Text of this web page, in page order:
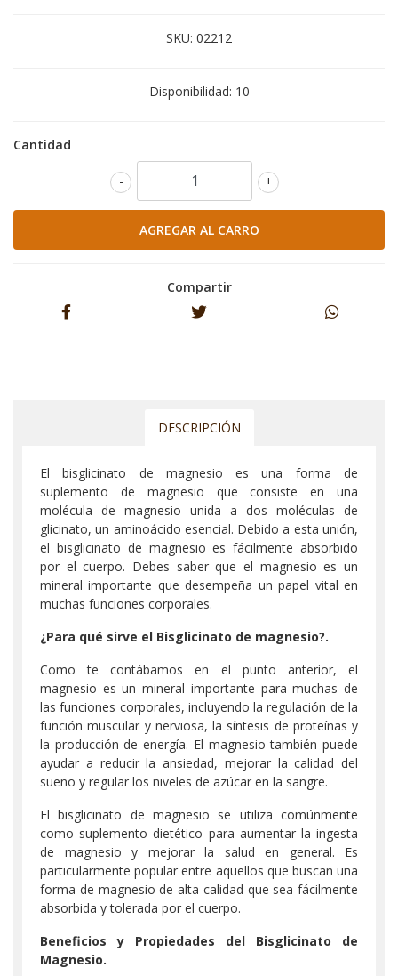
SKU: 02212
Disponibilidad: 10
Cantidad
+
-
Compartir
DESCRIPCIÓN
El bisglicinato de magnesio es una forma de
suplemento de magnesio que consiste en una
molécula de magnesio unida a dos moléculas de
glicinato, un aminoácido esencial. Debido a esta unión,
el bisglicinato de magnesio es fácilmente absorbido
por el cuerpo. Debes saber que el magnesio es un
mineral importante que desempeña un papel vital en
muchas funciones corporales.
¿Para qué sirve el Bisglicinato de magnesio?.
Como te contábamos en el punto anterior, el
magnesio es un mineral importante para muchas de
las funciones corporales, incluyendo la regulación de la
función muscular y nerviosa, la síntesis de proteínas y
la producción de energía. El magnesio también puede
ayudar a reducir la ansiedad, mejorar la calidad del
sueño y regular los niveles de azúcar en la sangre.
El bisglicinato de magnesio se utiliza comúnmente
como suplemento dietético para aumentar la ingesta
de magnesio y mejorar la salud en general. Es
particularmente popular entre aquellos que buscan una
forma de magnesio de alta calidad que sea fácilmente
absorbida y tolerada por el cuerpo.
Beneficios y Propiedades del Bisglicinato de
Magnesio.